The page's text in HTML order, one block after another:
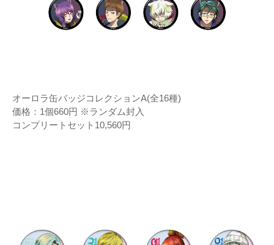
オーロラ缶バッジコレクションA(全16種)
価格：1個660円 ※ランダム封入
コンプリートセット10,560円